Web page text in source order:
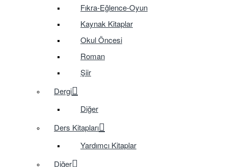
Fıkra-Eğlence-Oyun
Kaynak Kitaplar
Okul Öncesi
Roman
Şiir
Dergi
Diğer
Ders Kitapları
Yardımcı Kitaplar
Diğer